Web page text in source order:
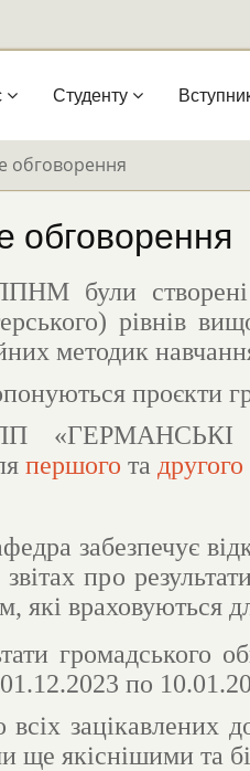
Студенту
обговорення
обговорення
були створені
рівнів
методик
проєкти
«
першого та другого
забезпечує
про
які враховуються
по
зацікавлених
ще якіснішими та